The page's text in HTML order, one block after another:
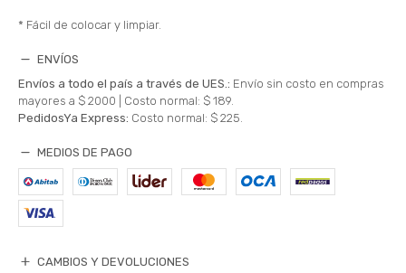
* Fácil de colocar y limpiar.
ENVÍOS
Envíos a todo el país a través de UES.: Envío sin costo en compras
mayores a $ 2000 | Costo normal: $ 189.
PedidosYa Express: Costo normal: $ 225.
MEDIOS DE PAGO
CAMBIOS Y DEVOLUCIONES